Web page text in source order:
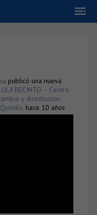
publicó una nueva
RECINTO – Centro
y distribución.
hace 10 años